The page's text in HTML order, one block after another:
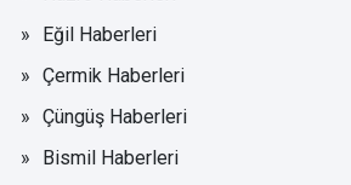
Eğil Haberleri
Çermik Haberleri
Çüngüş Haberleri
Bismil Haberleri